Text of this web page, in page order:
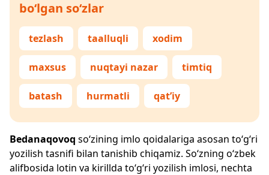
bo‘lgan so‘zlar
tezlash taalluqli xodim
maxsus nuqtayi nazar timtiq
batash hurmatli qat’iy
Bedanaqovoq so‘zining imlo qoidalariga asosan to‘g‘ri
yozilish tasnifi bilan tanishib chiqamiz. So‘zning o‘zbek
alifbosida lotin va kirillda to‘g‘ri yozilish imlosi, nechta